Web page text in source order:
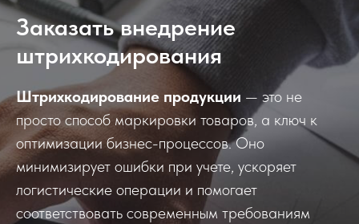
Заказать внедрение
штрихкодирования
Штрихкодирование продукции — это не
просто способ маркировки товаров, а ключ к
оптимизации бизнес-процессов. Оно
минимизирует ошибки при учете, ускоряет
логистические операции и помогает
соответствовать современным требованиям